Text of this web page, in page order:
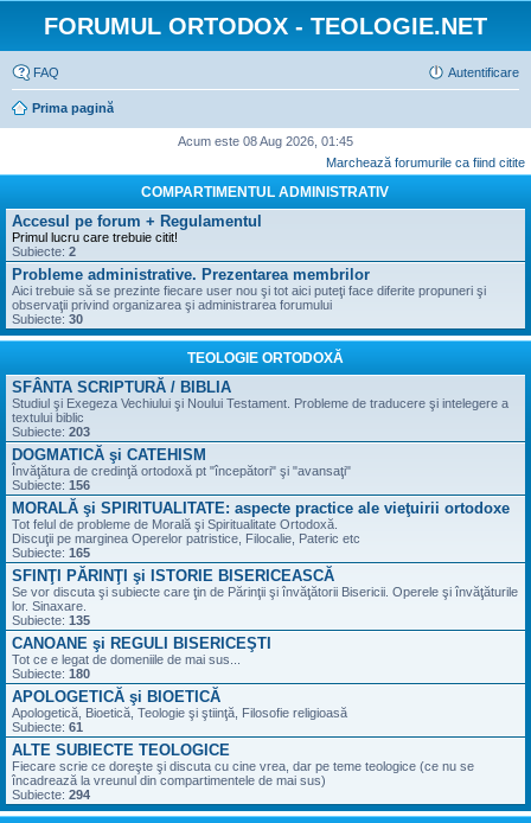
FORUMUL ORTODOX - TEOLOGIE.NET
FAQ Autentificare
Prima pagină
Acum este 08 Aug 2026, 01:45
Marchează forumurile ca fiind citite
COMPARTIMENTUL ADMINISTRATIV
Accesul pe forum + Regulamentul
Primul lucru care trebuie citit!
Subiecte: 2
Probleme administrative. Prezentarea membrilor
Aici trebuie să se prezinte fiecare user nou şi tot aici puteţi face diferite propuneri şi
observaţii privind organizarea şi administrarea forumului
Subiecte: 30
TEOLOGIE ORTODOXĂ
SFÂNTA SCRIPTURĂ / BIBLIA
Studiul şi Exegeza Vechiului şi Noului Testament. Probleme de traducere şi intelegere a
textului biblic
Subiecte: 203
DOGMATICĂ şi CATEHISM
Învăţătura de credinţă ortodoxă pt "începători" şi "avansaţi"
Subiecte: 156
MORALĂ şi SPIRITUALITATE: aspecte practice ale vieţuirii ortodoxe
Tot felul de probleme de Morală şi Spiritualitate Ortodoxă.
Discuţii pe marginea Operelor patristice, Filocalie, Pateric etc
Subiecte: 165
SFINŢI PĂRINŢI şi ISTORIE BISERICEASCĂ
Se vor discuta şi subiecte care ţin de Părinţii şi învăţătorii Bisericii. Operele şi învăţăturile
lor. Sinaxare.
Subiecte: 135
CANOANE şi REGULI BISERICEŞTI
Tot ce e legat de domeniile de mai sus...
Subiecte: 180
APOLOGETICĂ şi BIOETICĂ
Apologetică, Bioetică, Teologie şi ştiinţă, Filosofie religioasă
Subiecte: 61
ALTE SUBIECTE TEOLOGICE
Fiecare scrie ce doreşte şi discuta cu cine vrea, dar pe teme teologice (ce nu se
încadrează la vreunul din compartimentele de mai sus)
Subiecte: 294